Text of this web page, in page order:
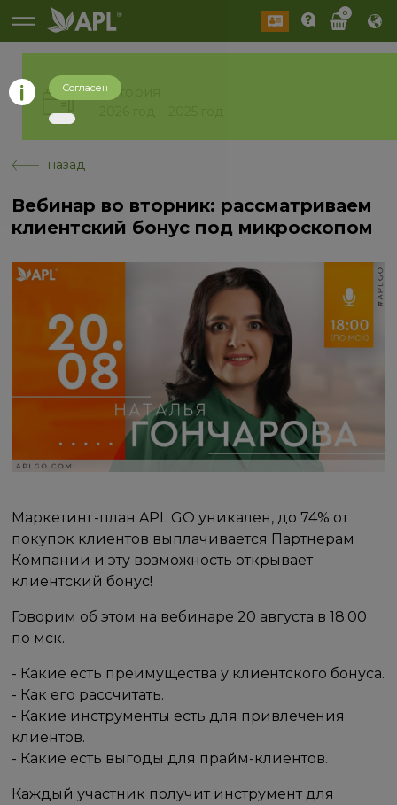
0
История
назад
Вебинар во вторник: рассматриваем
клиентский бонус под микроскопом
Маркетинг-план APL GO уникален, до 74% от
покупок клиентов выплачивается Партнерам
Компании и эту возможность открывает
клиентский бонус!
Говорим об этом на вебинаре 20 августа в 18:00
по мск.
- Какие есть преимущества у клиентского бонуса.
- Как его рассчитать.
- Какие инструменты есть для привлечения
клиентов.
- Какие есть выгоды для прайм-клиентов.
Каждый участник получит инструмент для
Согласен